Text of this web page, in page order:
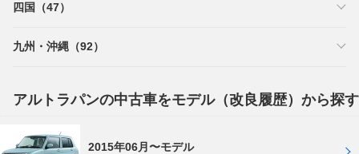
四国（47）
九州・沖縄（92）
アルトラパンの中古車をモデル（改良履歴）から探す
2015年06月〜モデル